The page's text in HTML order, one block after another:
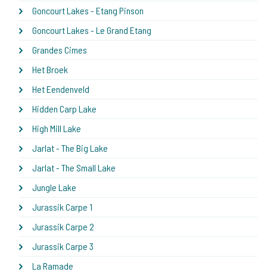
Goncourt Lakes - Etang Pinson
Goncourt Lakes - Le Grand Etang
Grandes Cimes
Het Broek
Het Eendenveld
Hidden Carp Lake
High Mill Lake
Jarlat - The Big Lake
Jarlat - The Small Lake
Jungle Lake
Jurassik Carpe 1
Jurassik Carpe 2
Jurassik Carpe 3
La Ramade